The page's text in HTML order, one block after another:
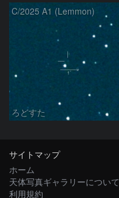
C/2025 A1 (Lemmon)
ろどすた
サイトマップ
ホーム
天体写真ギャラリーについて
利用規約